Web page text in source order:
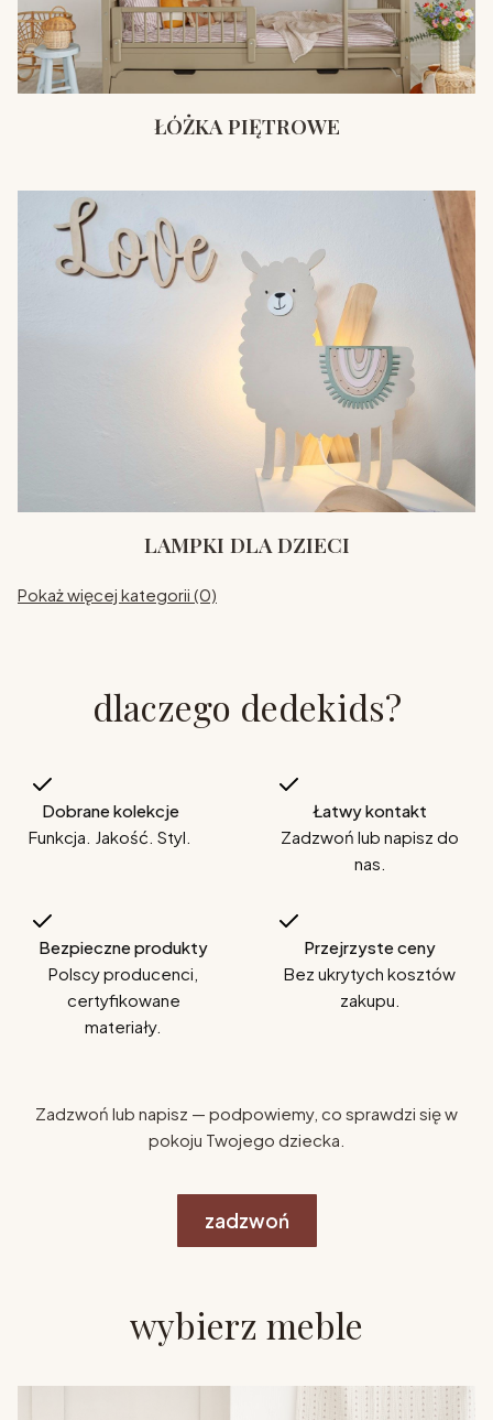
ŁÓŻKA PIĘTROWE
LAMPKI DLA DZIECI
Pokaż więcej kategorii (0)
dlaczego dedekids?
Dobrane kolekcje
Funkcja. Jakość. Styl.
Łatwy kontakt
Zadzwoń lub napisz do
nas.
Bezpieczne produkty
Polscy producenci,
certyfikowane
materiały.
Przejrzyste ceny
Bez ukrytych kosztów
zakupu.
Zadzwoń lub napisz — podpowiemy, co sprawdzi się w
pokoju Twojego dziecka.
zadzwoń
wybierz meble